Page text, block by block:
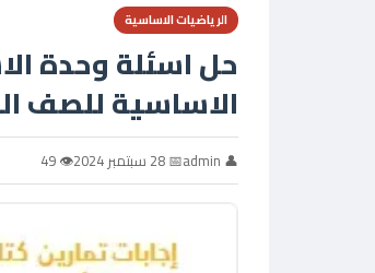
الرياضيات الاساسية
حل اسئلة وحدة
الاساسية للصف
👤 admin 📅 28 سبتمبر 2024 👁 49